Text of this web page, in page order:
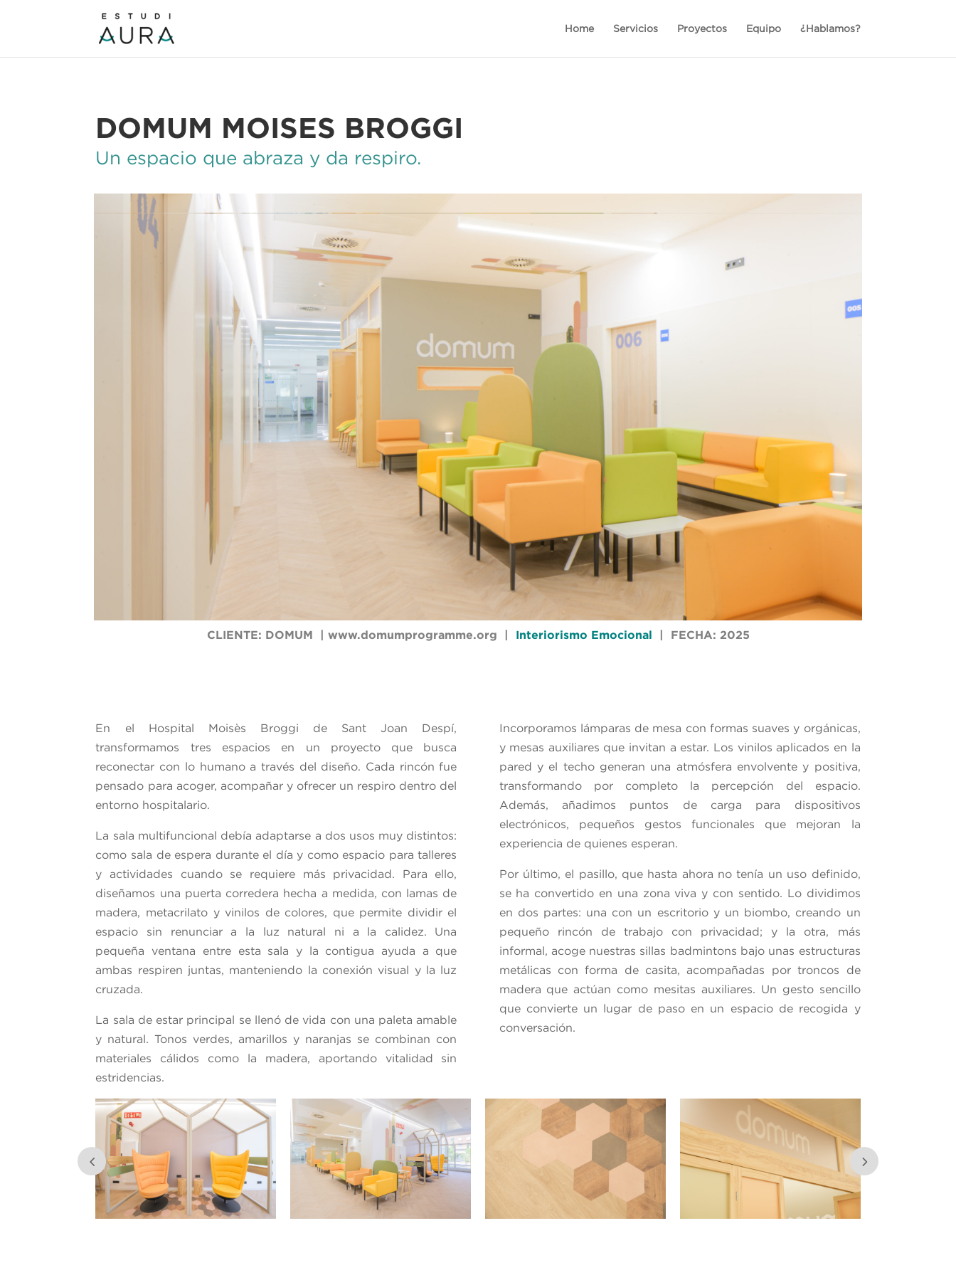
Home Servicios Proyectos Equipo ¿Hablamos?
DOMUM MOISES BROGGI
Un espacio que abraza y da respiro.
CLIENTE: DOMUM | www.domumprogramme.org | Interiorismo Emocional | FECHA: 2025
En el Hospital Moisès Broggi de Sant Joan Despí,
transformamos tres espacios en un proyecto que busca
reconectar con lo humano a través del diseño. Cada rincón fue
pensado para acoger, acompañar y ofrecer un respiro dentro del
entorno hospitalario.
La sala multifuncional debía adaptarse a dos usos muy distintos:
como sala de espera durante el día y como espacio para talleres
y actividades cuando se requiere más privacidad. Para ello,
diseñamos una puerta corredera hecha a medida, con lamas de
madera, metacrilato y vinilos de colores, que permite dividir el
espacio sin renunciar a la luz natural ni a la calidez. Una
pequeña ventana entre esta sala y la contigua ayuda a que
ambas respiren juntas, manteniendo la conexión visual y la luz
cruzada.
La sala de estar principal se llenó de vida con una paleta amable
y natural. Tonos verdes, amarillos y naranjas se combinan con
materiales cálidos como la madera, aportando vitalidad sin
estridencias.
Incorporamos lámparas de mesa con formas suaves y orgánicas,
y mesas auxiliares que invitan a estar. Los vinilos aplicados en la
pared y el techo generan una atmósfera envolvente y positiva,
transformando por completo la percepción del espacio.
Además, añadimos puntos de carga para dispositivos
electrónicos, pequeños gestos funcionales que mejoran la
experiencia de quienes esperan.
Por último, el pasillo, que hasta ahora no tenía un uso definido,
se ha convertido en una zona viva y con sentido. Lo dividimos
en dos partes: una con un escritorio y un biombo, creando un
pequeño rincón de trabajo con privacidad; y la otra, más
informal, acoge nuestras sillas badmintons bajo unas estructuras
metálicas con forma de casita, acompañadas por troncos de
madera que actúan como mesitas auxiliares. Un gesto sencillo
que convierte un lugar de paso en un espacio de recogida y
conversación.